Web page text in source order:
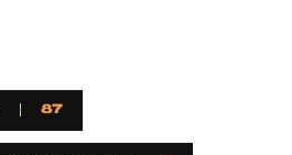
87